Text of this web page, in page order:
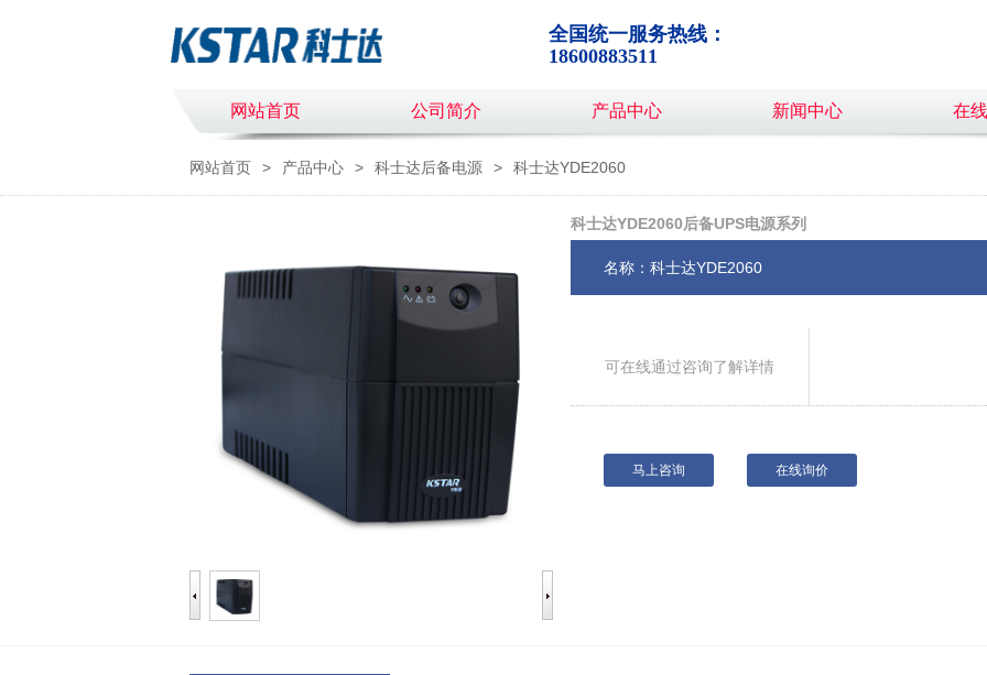
全国统一服务热线：
18600883511
网站首页 公司简介 产品中心 新闻中心 在
网站首页 > 产品中心 > 科士达后备电源 > 科士达YDE2060
科士达YDE2060后备UPS电源系列
名称：科士达YDE2060
可在线通过咨询了解详情
马上咨询 在线询价